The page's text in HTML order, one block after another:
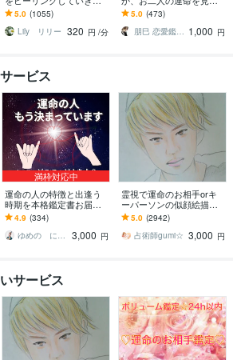
す 神様からの必要なメッ
セージお伝えします
5.0 (1055)
Lily リリー 320 円 /分
す 恋愛・片思い・復縁・
再婚 縁結び
5.0 (473)
朋巳 恋愛鑑定 人生相談 陰陽師 縁結び 1,000 円
ービス
満枠対応中
運命の人の特徴と出逢う
時期を本格鑑定書お届け
します 魂で惹かれ合う赤
い糸のご縁♡今後であう
運命の人をリーディング
4.9 (334)
ゆめの にじこ
3,000 円
霊視で運命のお相手orキ
ーパーソンの似顔絵描き
ます 未来に出逢う恋のお
相手か重要人物の顔を視
えたまま！縁結び！
5.0 (2942)
占術師gumi☆ 3,000 円
サービス